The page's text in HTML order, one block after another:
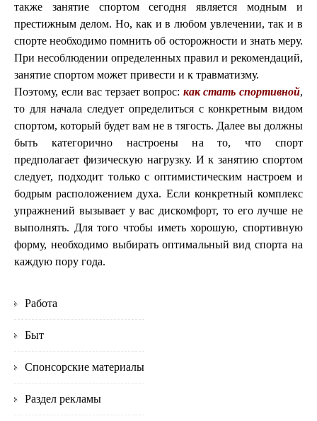
также занятие спортом сегодня является модным и
престижным делом. Но, как и в любом увлечении, так и в
спорте необходимо помнить об осторожности и знать меру.
При несоблюдении определенных правил и рекомендаций,
занятие спортом может привести и к травматизму.
Поэтому, если вас терзает вопрос: как стать спортивной,
то для начала следует определиться с конкретным видом
спортом, который будет вам не в тягость. Далее вы должны
быть категорично настроены на то, что спорт
предполагает физическую нагрузку. И к занятию спортом
следует, подходит только с оптимистическим настроем и
бодрым расположением духа. Если конкретный комплекс
упражнений вызывает у вас дискомфорт, то его лучше не
выполнять. Для того чтобы иметь хорошую, спортивную
форму, необходимо выбирать оптимальный вид спорта на
каждую пору года.
Работа
Быт
Спонсорские материалы
Раздел рекламы